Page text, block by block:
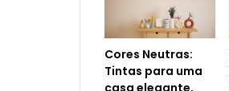
Cores Neutras:
Tintas para uma